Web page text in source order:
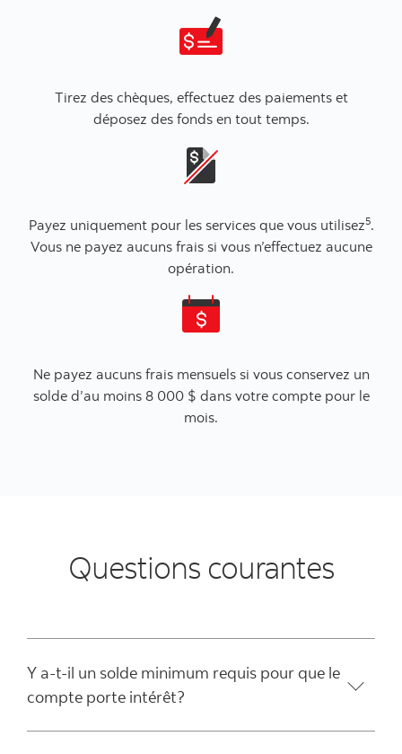
Tirez des chèques, effectuez des paiements et
déposez des fonds en tout temps.
Payez uniquement pour les services que vous utilisez5.
Vous ne payez aucuns frais si vous n’effectuez aucune
opération.
Ne payez aucuns frais mensuels si vous conservez un
solde d’au moins 8 000 $ dans votre compte pour le
mois.
Questions courantes
Y a-t-il un solde minimum requis pour que le
compte porte intérêt?